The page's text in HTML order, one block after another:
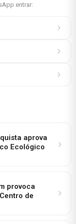
entrar:
aprova
Ecológico
provoca
de